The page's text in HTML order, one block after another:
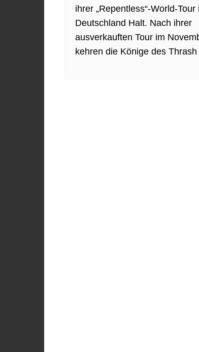
ihrer „Repentless“-World-Tour
Deutschland Halt. Nach ihrer
ausverkauften Tour im
kehren die Könige des Thrash